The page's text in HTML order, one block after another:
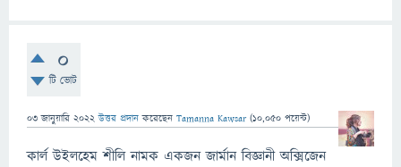
0
টি ভোট
03 জানুয়ারি 2022 উত্তর প্রদান করেছেন Tamanna Kawsar (10,050 পয়েন্ট)
কার্ল উইলহেম শীলি নামক একজন জার্মান বিজ্ঞানী অক্সিজেন